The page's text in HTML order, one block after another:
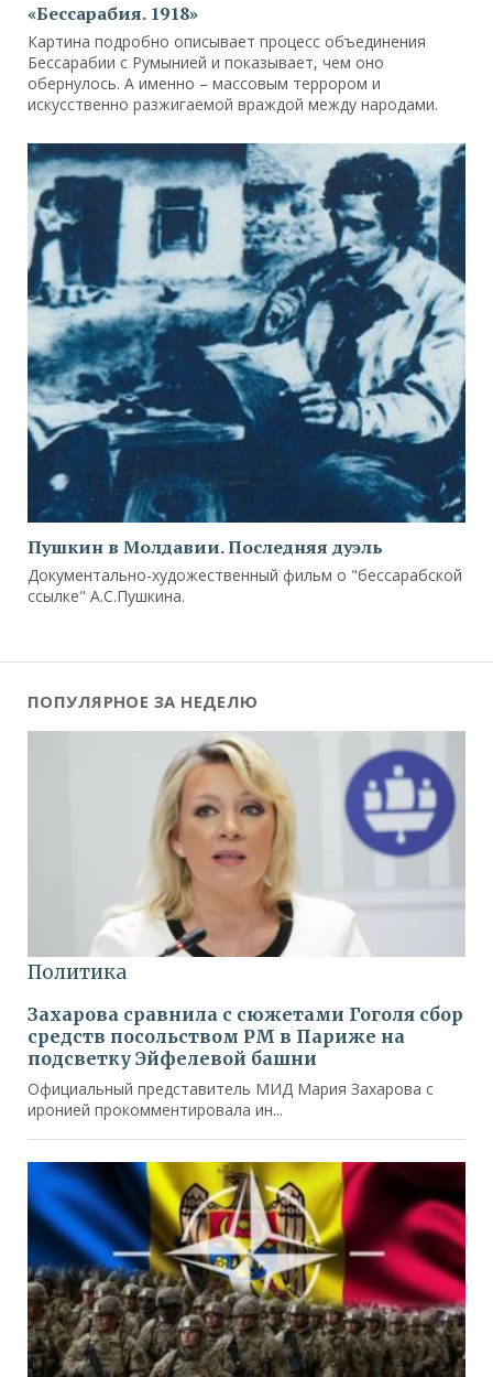
«Бессарабия. 1918»
Картина подробно описывает процесс объединения
Бессарабии с Румынией и показывает, чем оно
обернулось. А именно – массовым террором и
искусственно разжигаемой враждой между народами.
Пушкин в Молдавии. Последняя дуэль
Документально-художественный фильм о "бессарабской
ссылке" А.С.Пушкина.
ПОПУЛЯРНОЕ ЗА НЕДЕЛЮ